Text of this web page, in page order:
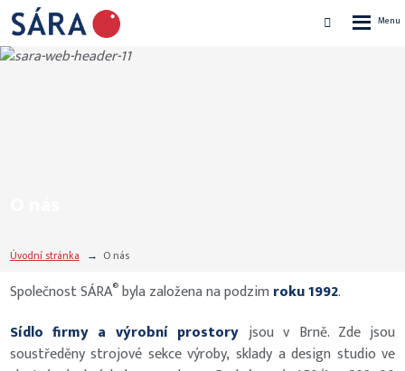
Vyhledávání
Úvodní stránka O nás
Společnost SÁRA®byla založena na podzimroku 1992.
Sídlo firmy a výrobní prostory jsou v Brně. Zde jsou
soustředěny strojové sekce výroby, sklady a design studio ve